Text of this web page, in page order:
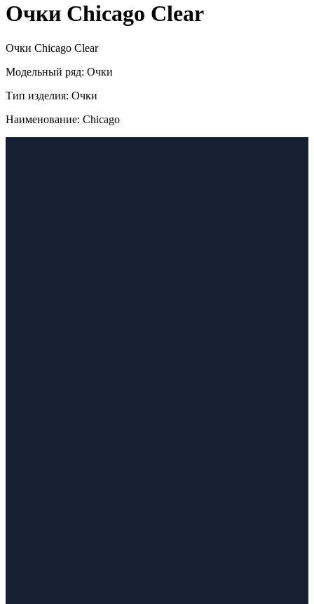
Очки Chicago Clear
Очки Chicago Clear
Модельный ряд: Очки
Тип изделия: Очки
Наименование: Chicago